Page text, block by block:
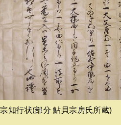
知行状(部分 鮎貝宗房氏所蔵)